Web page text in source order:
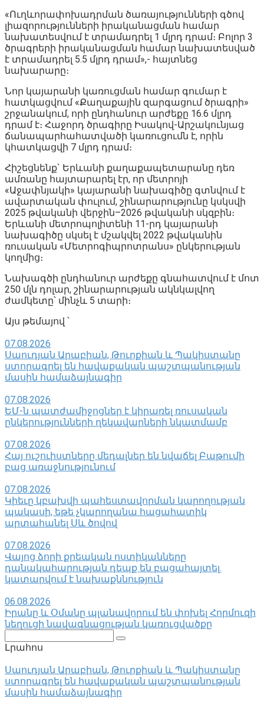
«Ուղևորափոխադրման ծառայությունների գծով
լիազորությունների իրականացման համար
նախատեսվում է տրամադրել 1 մլրդ դրամ։ Բոլոր 3
ծրագրերի իրականացման համար նախատեսված
է տրամադրել 5.5 մլրդ դրամ»,- հայտնեց
նախարարը։
Նոր կայարանի կառուցման համար գումար է
հատկացվում «Քաղաքային զարգացում ծրագրի»
շրջանակում, որի ընդհանուր արժեքը 16.6 մլրդ
դրամ է։ Հաջորդ ծրագիրը Իսակով-Արշակունյաց
ճանապարհահատվածի կառուցումն է, որին
կհատկացվի 7 մլրդ դրամ։
Հիշեցնենք` Երևանի քաղաքապետարանը դեռ
ամռանը հայտարարել էր, որ մետրոյի
«Աջափնյակի» կայարանի նախագիծը գտնվում է
ավարտական փուլում, շինարարությունը կսկսվի
2025 թվականի վերջին–2026 թվականի սկզբին։
Երևանի մետրոպոլիտենի 11-րդ կայարանի
նախագիծը սկսել է մշակվել 2022 թվականին
ռուսական «Մետրոգիպրոտրանս» ընկերության
կողմից։
Նախագծի ընդհանուր արժեքը գնահատվում է մոտ
250 մլն դոլար, շինարարության ակնկալվող
ժամկետը՝ մինչև 5 տարի։
Այս թեմայով ՝
07.08.2026
Սաուդյան Արաբիան, Թուրքիան և Պակիստանը
ստորագրել են հավաքական պաշտպանության
մասին համաձայնագիր
07.08.2026
ԵՄ-ն պատժամիջոցներ է կիրառել ռուսական
ընկերությունների ղեկավարների նկատմամբ
07.08.2026
Հայ ուշուիստները մեդալներ են նվաճել Բաթումի
բաց առաջնությունում
07.08.2026
Կիեւը կբախվի պահեստավորման կարողության
պակասի, եթե չկարողանա հացահատիկ
արտահանել Սև ծովով
07.08.2026
Վայոց ձորի քրեական ոստիկանները
դանակահարության դեպք են բացահայտել․
կատարվում է նախաքննություն
06.08.2026
Իրանը և Օմանը պլանավորում են փոխել Հորմուզի
նեղուցի նավագնացության կառուցվածքը
Լրահոս
Սաուդյան Արաբիան, Թուրքիան և Պակիստանը
ստորագրել են հավաքական պաշտպանության
մասին համաձայնագիր